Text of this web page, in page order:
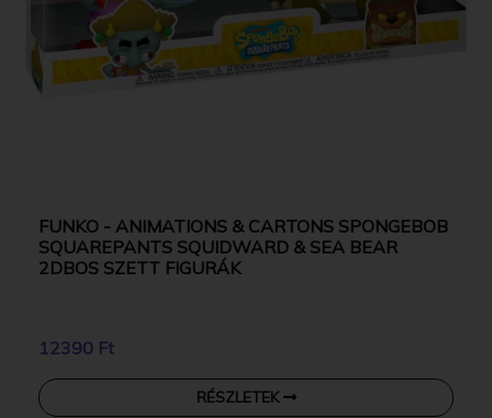
FUNKO - ANIMATIONS & CARTONS SPONGEBOB
SQUAREPANTS SQUIDWARD & SEA BEAR
2DBOS SZETT FIGURÁK
12390 Ft
RÉSZLETEK